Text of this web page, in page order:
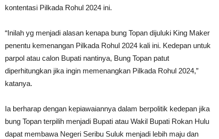
kontentasi Pilkada Rohul 2024 ini.
“Inilah yg menjadi alasan kenapa bung Topan dijuluki King Maker
penentu kemenangan Pilkada Rohul 2024 kali ini. Kedepan untuk
parpol atau calon Bupati nantinya, Bung Topan patut
diperhitungkan jika ingin memenangkan Pilkada Rohul 2024,”
katanya.
Ia berharap dengan kepiawaiannya dalam berpolitik kedepan jika
bung Topan terpilih menjadi Bupati atau Wakil Bupati Rokan Hulu
dapat membawa Negeri Seribu Suluk menjadi lebih maju dan